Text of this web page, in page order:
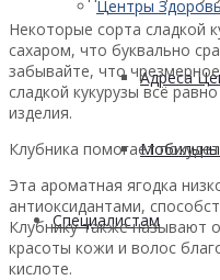
Центры
Адреса
Cпециалистам
Некоторые сорта сладкой
сахаром, что буквально
забывайте, что
сладкой кукурузы всё
изделия.
Клубника помогает
Эта ароматная ягодка
антиоксидантами,
Клубнику также
красоты кожи и волос
кислоте.